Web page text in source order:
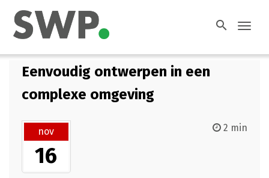
search
Eenvoudig ontwerpen in een
complexe omgeving
nov
16
2 min